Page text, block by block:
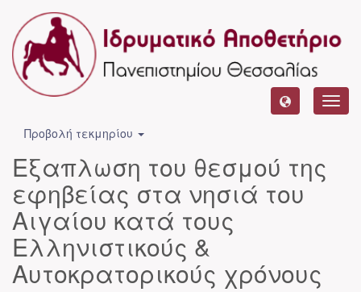
Προβολή τεκμηρίου
Εξαπλωση του θεσμού της
εφηβείας στα νησιά του
Αιγαίου κατά τους
Ελληνιστικούς &
Αυτοκρατορικούς χρόνους